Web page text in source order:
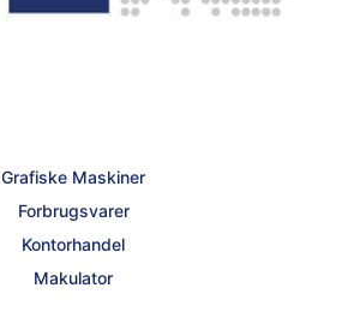
Grafiske Maskiner
Forbrugsvarer
Kontorhandel
Makulator